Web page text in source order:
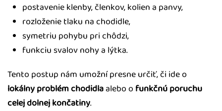
postavenie klenby, členkov, kolien a panvy,
rozloženie tlaku na chodidle,
symetriu pohybu pri chôdzi,
funkciu svalov nohy a lýtka.
Tento postup nám umožní presne určiť, či ide o
lokálny problém chodidlaalebo o funkčnú poruchu
celej dolnej končatiny.